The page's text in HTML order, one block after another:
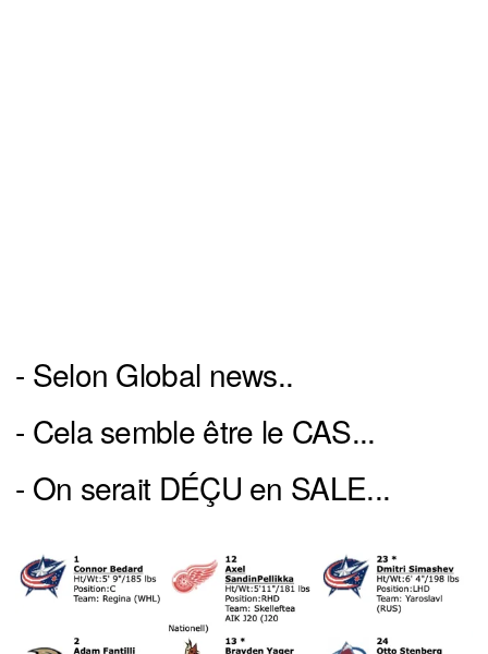
- Selon Global news..
- Cela semble être le CAS...
- On serait DÉÇU en SALE...